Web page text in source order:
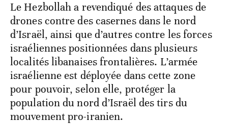
Le Hezbollah a revendiqué des attaques de
drones contre des casernes dans le nord
d’Israël, ainsi que d’autres contre les forces
israéliennes positionnées dans plusieurs
localités libanaises frontalières. L’armée
israélienne est déployée dans cette zone
pour pouvoir, selon elle, protéger la
population du nord d’Israël des tirs du
mouvement pro-iranien.